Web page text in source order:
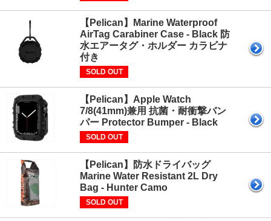
【Pelican】Marine Waterproof
AirTag Carabiner Case - Black 防
水エアータグ・ホルダー カラビナ
付き
SOLD OUT
【Pelican】Apple Watch
7/8(41mm)兼用 抗菌・耐衝撃バン
パー Protector Bumper - Black
SOLD OUT
【Pelican】防水ドライバッグ
Marine Water Resistant 2L Dry
Bag - Hunter Camo
SOLD OUT